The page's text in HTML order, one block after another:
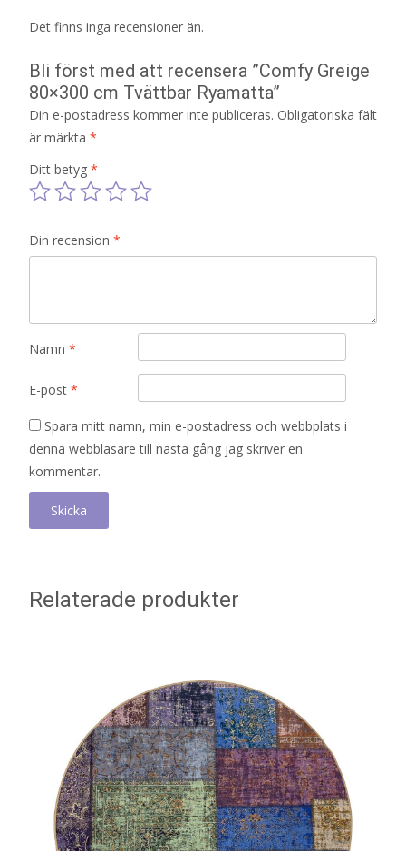
Det finns inga recensioner än.
Bli först med att recensera ”Comfy Greige
80×300 cm Tvättbar Ryamatta”
Din e-postadress kommer inte publiceras. Obligatoriska fält
är märkta *
Ditt betyg *
Din recension *
Namn *
E-post *
Spara mitt namn, min e-postadress och webbplats i
denna webbläsare till nästa gång jag skriver en
kommentar.
Relaterade produkter